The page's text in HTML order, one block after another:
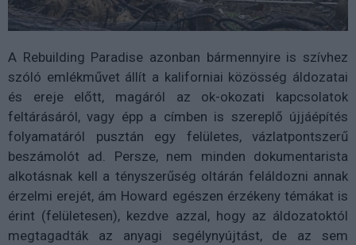
A Rebuilding Paradise azonban bármennyire is szívhez
szóló emlékművet állít a kaliforniai közösség áldozatai
és ereje előtt, magáról az ok-okozati kapcsolatok
feltárásáról, vagy épp a címben is szereplő újjáépítés
folyamatáról pusztán egy felületes, vázlatpontszerű
beszámolót ad. Persze, nem minden dokumentarista
alkotásnak kell a tényszerűség oltárán feláldozni annak
érzelmi erejét, ám Howard egészen érzékeny témákat is
érint (felületesen), kezdve azzal, hogy az áldozatoktól
megtagadták az anyagi segélynyújtást, de az sem